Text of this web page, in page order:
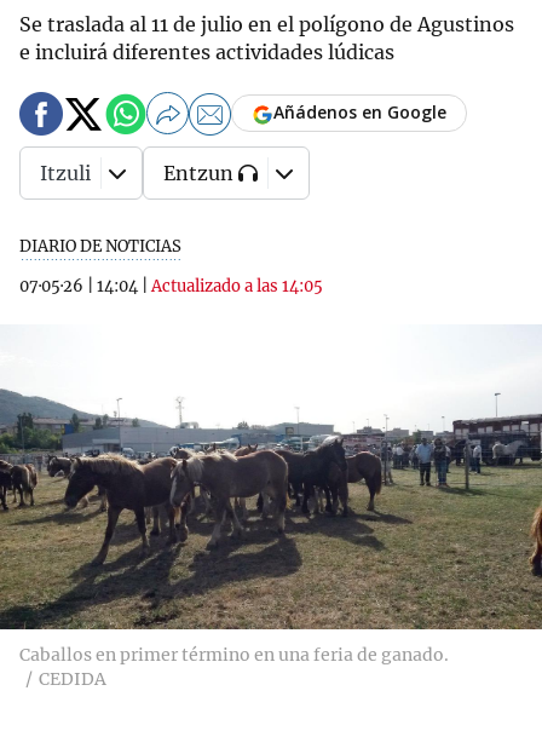
Se traslada al 11 de julio en el polígono de Agustinos
e incluirá diferentes actividades lúdicas
DIARIO DE NOTICIAS
07·05·26
14:04 |Actualizado a las 14:05
Añádenos en Google
Itzuli Entzun
Caballos en primer término en una feria de ganado.
CEDIDA